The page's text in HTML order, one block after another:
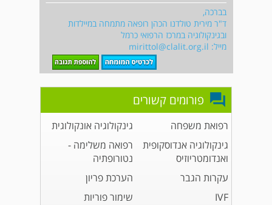
בברכה,
ד"ר מירית טולדנו הכהן רופאה מתמחה במיילדות
ובגינקולוגיה במרכז הרפואי כרמל
מייל: mirittol@clalit.org.il
פורומים קשורים
רפואת משפחה
גינקולוגיה אונקולוגית
גינקולוגיה אנדוסקופית
ואנדומטריוזיס
רפואה משלימה -
נטורופתיה
עקרות הגבר
הערכת פריון
IVF
שימור פוריות